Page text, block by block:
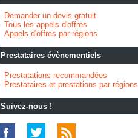
Demander un devis gratuit
Tous les appels d'offres
Appels d'offres par régions
Prestataires évènementiels
Prestatations recommandées
Prestataires et prestations par régions
Suivez-nous !